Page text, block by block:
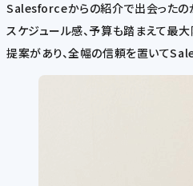
Salesforceからの紹介で出会ったの
スケジュール感、予算も踏まえて最
提案があり、全幅の信頼を置いて